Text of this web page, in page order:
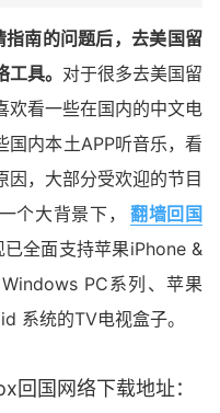
南的问题后，去美国留
具。 对于很多去美国留
欢看一些在国内的中文电
国内本土APP听音乐，看
因，大部分受欢迎的节目
个大背景下，
翻墙回国
全面支持苹果iPhone &
PC系列、苹果
系统的TV电视盒子。
国网络下载地址：